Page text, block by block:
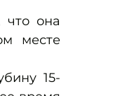
она
месте
15-